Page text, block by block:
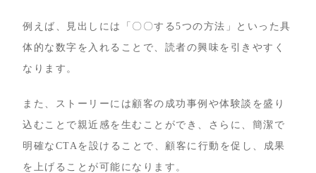
例えば、見出しには「〇〇する5つの方法」といった具
体的な数字を入れることで、読者の興味を引きやすく
なります。
また、ストーリーには顧客の成功事例や体験談を盛り
込むことで親近感を生むことができ、さらに、簡潔で
明確なCTAを設けることで、顧客に行動を促し、成果
を上げることが可能になります。